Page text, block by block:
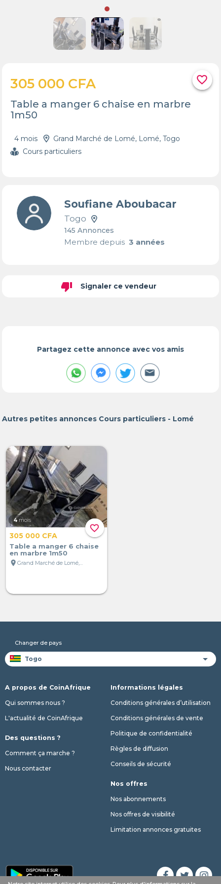
favorite_border
305 000 CFA
Table a manger 6 chaise en marbre
1m50
4 mois
Grand Marché de Lomé, Lomé, Togo
Cours particuliers
Soufiane Aboubacar
Togo
145 Annonces
Membre depuis3 années
thumb_down Signaler ce vendeur
Partagez cette annonce avec vos amis
Autres petites annonces Cours particuliers - Lomé
favorite_border
4 mois
305 000 CFA
Table a manger 6 chaise
en marbre 1m50
location_on
Changer de pays
A propos de CoinAfrique
Qui sommes nous ?
L'actualité de CoinAfrique
Des questions ?
Comment ça marche ?
Nous contacter
Informations légales
Conditions générales d’utilisation
Conditions générales de vente
Politique de confidentialité
Règles de diffusion
Conseils de sécurité
Nos offres
Nos abonnements
Nos offres de visibilité
Limitation annonces gratuites